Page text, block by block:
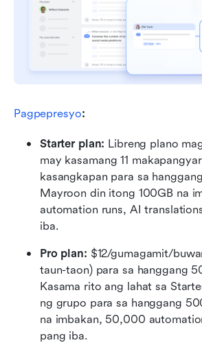
Pagpepresyo:
Starter plan: Libreng plano
may kasamang 11
kasangkapan para sa
Mayroon din itong 100GB na
automation runs, AI
iba.
Pro plan: $12/gumagamit/
taun-taon) para sa hanggang
Kasama rito ang lahat sa
ng grupo para sa hanggang
na imbakan, 50,000
pang iba.